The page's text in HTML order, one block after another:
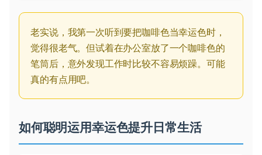
老实说，我第一次听到要把咖啡色当幸运色时，
觉得很老气。但试着在办公室放了一个咖啡色的
笔筒后，意外发现工作时比较不容易烦躁。可能
真的有点用吧。
如何聪明运用幸运色提升日常生活